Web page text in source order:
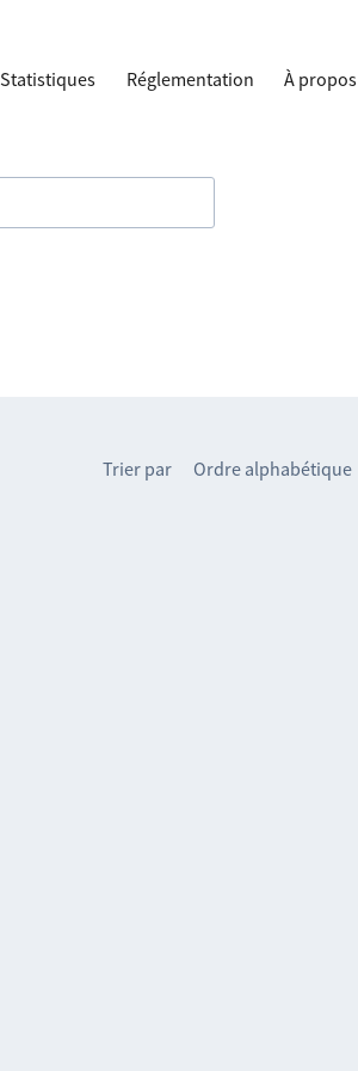
Statistiques Réglementation À propos
Trier par Ordre alphabétique